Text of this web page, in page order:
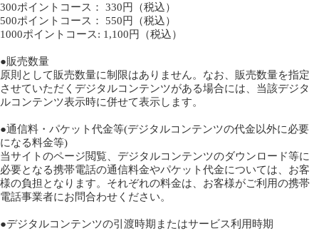
300ポイントコース：
330円（税込）
500ポイントコース：
550円（税込）
1000ポイントコース: 1,100円（税込）
●販売数量
原則として販売数量に制限はありません。なお、販売数量を指定
させていただくデジタルコンテンツがある場合には、当該デジタ
ルコンテンツ表示時に併せて表示します。
●通信料・パケット代金等(デジタルコンテンツの代金以外に必要
になる料金等)
当サイトのページ閲覧、デジタルコンテンツのダウンロード等に
必要となる携帯電話の通信料金やパケット代金については、お客
様の負担となります。それぞれの料金は、お客様がご利用の携帯
電話事業者にお問合わせください。
●デジタルコンテンツの引渡時期またはサービス利用時期